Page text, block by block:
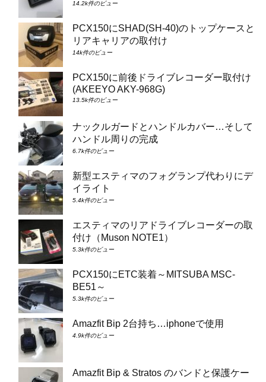
14.2k件のビュー
PCX150にSHAD(SH-40)のトップケースと
リアキャリアの取付け
14k件のビュー
PCX150に前後ドライブレコーダー取付け
(AKEEYO AKY-968G)
13.5k件のビュー
ナックルガードとハンドルカバー…そして
ハンドル周りの完成
6.7k件のビュー
新型エスティマのフォグランプ代わりにデ
イライト
5.4k件のビュー
エスティマのリアドライブレコーダーの取
付け（Muson NOTE1）
5.3k件のビュー
PCX150にETC装着～MITSUBA MSC-
BE51～
5.3k件のビュー
Amazfit Bip 2台持ち…iphoneで使用
4.9k件のビュー
Amazfit Bip & Stratos のバンドと保護ケー